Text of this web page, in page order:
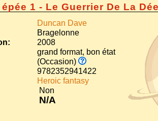
1 - Le Guerrier De La
Duncan Dave
Bragelonne
2008
grand format, bon état
(Occasion)
9782352941422
Heroic fantasy
Non
N/A